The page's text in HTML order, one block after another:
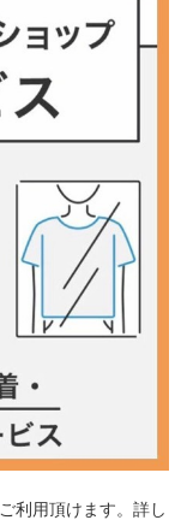
ご利用頂けます。詳し